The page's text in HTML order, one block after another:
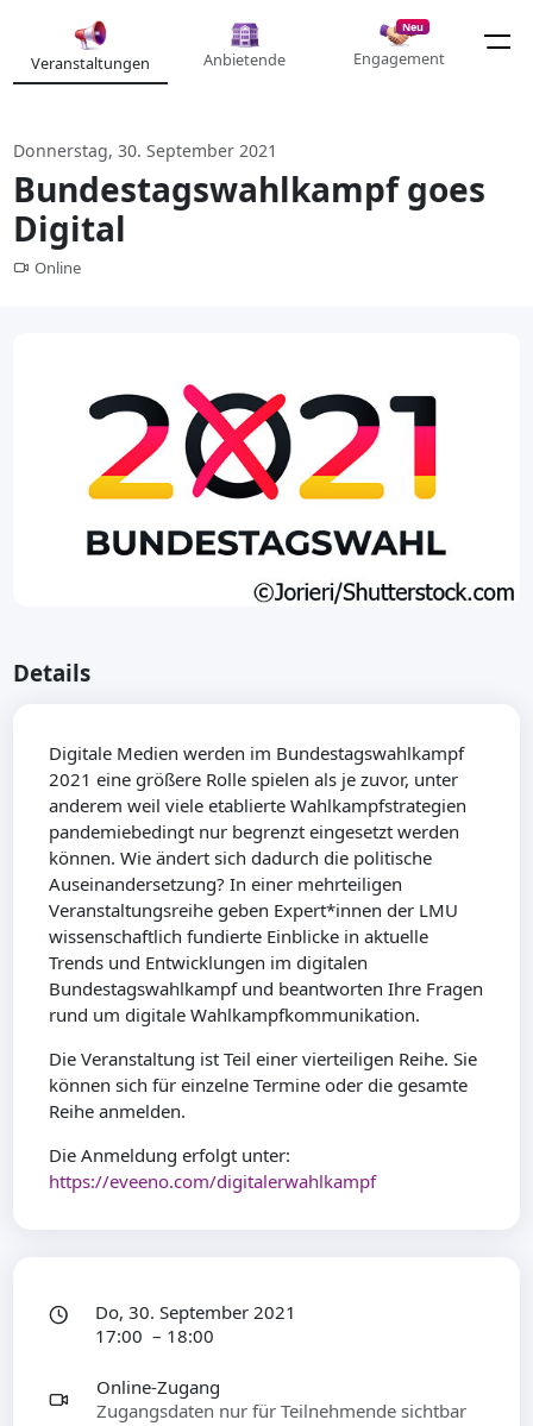
Veranstaltungen Anbietende
Neu
Engagement
Donnerstag, 30. September 2021
Bundestagswahlkampf goes
Digital
Online
Details
Digitale Medien werden im Bundestagswahlkampf
2021 eine größere Rolle spielen als je zuvor, unter
anderem weil viele etablierte Wahlkampfstrategien
pandemiebedingt nur begrenzt eingesetzt werden
können. Wie ändert sich dadurch die politische
Auseinandersetzung? In einer mehrteiligen
Veranstaltungsreihe geben Expert*innen der LMU
wissenschaftlich fundierte Einblicke in aktuelle
Trends und Entwicklungen im digitalen
Bundestagswahlkampf und beantworten Ihre Fragen
rund um digitale Wahlkampfkommunikation.
Die Veranstaltung ist Teil einer vierteiligen Reihe. Sie
können sich für einzelne Termine oder die gesamte
Reihe anmelden.
Die Anmeldung erfolgt unter:
https://eveeno.com/digitalerwahlkampf
Do, 30. September 2021
17:00 – 18:00
Online-Zugang
Zugangsdaten nur für Teilnehmende sichtbar